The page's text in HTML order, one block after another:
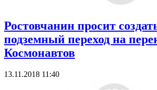
Ростовчанин просит
подземный переход на
Космонавтов
13.11.2018 11:40